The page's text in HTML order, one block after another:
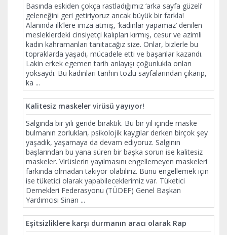
Basında eskiden çokça rastladığımız ‘arka sayfa güzeli’
geleneğini geri getiriyoruz ancak büyük bir farkla!
Alanında ilk’lere imza atmış, ‘kadınlar yapamaz’ denilen
mesleklerdeki cinsiyetçi kalıpları kırmış, cesur ve azimli
kadın kahramanları tanıtacağız size. Onlar, bizlerle bu
topraklarda yaşadı, mücadele etti ve başarılar kazandı.
Lakin erkek egemen tarih anlayışı çoğunlukla onları
yoksaydı. Bu kadınları tarihin tozlu sayfalarından çıkarıp,
ka ...
Kalitesiz maskeler virüsü yayıyor!
Salgında bir yılı geride bıraktık. Bu bir yıl içinde maske
bulmanın zorlukları, psikolojik kaygılar derken birçok şey
yaşadık, yaşamaya da devam ediyoruz. Salgının
başlarından bu yana süren bir başka sorun ise kalitesiz
maskeler. Virüslerin yayılmasını engellemeyen maskeleri
farkında olmadan takıyor olabiliriz. Bunu engellemek için
ise tüketici olarak yapabileceklerimiz var. Tüketici
Dernekleri Federasyonu (TÜDEF) Genel Başkan
Yardımcısı Sinan ...
Eşitsizliklere karşı durmanın aracı olarak Rap